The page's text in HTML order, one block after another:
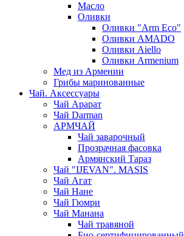
Масло
Оливки
Оливки "Arm Eco"
Оливки AMADO
Оливки Aiello
Оливки Armenium
Мед из Армении
Грибы маринованные
Чай. Аксессуары
Чай Арарат
Чай Darman
АРМЧАЙ
Чай заварочный
Прозрачная фасовка
Армянский Тараз
Чай "IJEVAN". MASIS
Чай Агат
Чай Нане
Чай Гюмри
Чай Манана
Чай травяной